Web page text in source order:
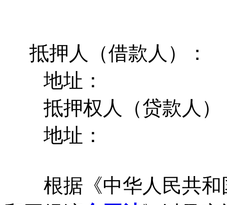
抵押人（借款人）：
地址：
抵押权人（贷款人
地址：
根据《中华人民共和